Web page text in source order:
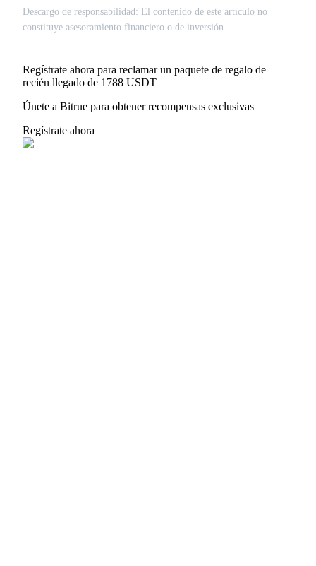
Exclusive for BitMart Users
Register & Trade to Win 500,000 USDT
Descargo de responsabilidad: El contenido de este artículo no
constituye asesoramiento financiero o de inversión.
Regístrate ahora para reclamar un paquete de regalo de
recién llegado de 1788 USDT
Únete a Bitrue para obtener recompensas exclusivas
Regístrate ahora